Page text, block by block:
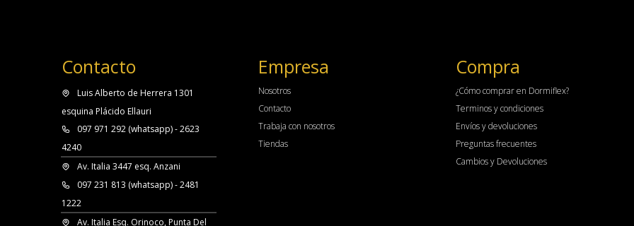
Contacto
Luis Alberto de Herrera 1301
esquina Plácido Ellauri
097 971 292 (whatsapp) - 2623
4240
Av. Italia 3447 esq. Anzani
097 231 813 (whatsapp) - 2481
1222
Av. Italia Esq. Orinoco, Punta Del
Empresa
Nosotros
Contacto
Trabaja con nosotros
Tiendas
Compra
¿Cómo comprar en Dormiflex?
Terminos y condiciones
Envíos y devoluciones
Preguntas frecuentes
Cambios y Devoluciones